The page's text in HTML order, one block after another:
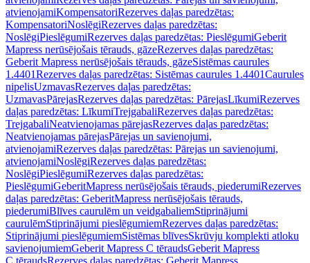
atvienojamiKompensatoriRezerves daļas paredzētas:
KompensatoriNoslēgiRezerves daļas paredzētas:
NoslēgiPieslēgumiRezerves daļas paredzētas: PieslēgumiGeberit
Mapress nerūsējošais tērauds, gāzeRezerves daļas paredzētas:
Geberit Mapress nerūsējošais tērauds, gāzeSistēmas caurules
1.4401Rezerves daļas paredzētas: Sistēmas caurules 1.4401Caurules
nipelisUzmavasRezerves daļas paredzētas:
UzmavasPārejasRezerves daļas paredzētas: PārejasLīkumiRezerves
daļas paredzētas: LīkumiTrejgabaliRezerves daļas paredzētas:
TrejgabaliNeatvienojamas pārejasRezerves daļas paredzētas:
Neatvienojamas pārejasPārejas un savienojumi,
atvienojamiRezerves daļas paredzētas: Pārejas un savienojumi,
atvienojamiNoslēgiRezerves daļas paredzētas:
NoslēgiPieslēgumiRezerves daļas paredzētas:
PieslēgumiGeberitMapress nerūsējošais tērauds, piederumiRezerves
daļas paredzētas: GeberitMapress nerūsējošais tērauds,
piederumiBlīves caurulēm un veidgabaliemStiprinājumi
caurulēmStiprinājumi pieslēgumiemRezerves daļas paredzētas:
Stiprinājumi pieslēgumiemSistēmas blīvesSkrūvju komplekti atloku
savienojumiemGeberit Mapress C tēraudsGeberit Mapress
C tēraudsRezerves daļas paredzētas: Geberit Mapress